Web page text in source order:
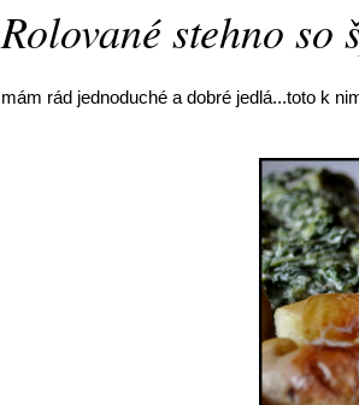
Rolované stehno so
mám rád jednoduché a dobré jedlá...toto k